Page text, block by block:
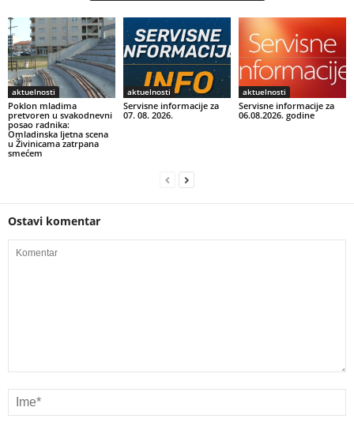
aktuelnosti
Poklon mladima
pretvoren u svakodnevni
posao radnika:
Omladinska ljetna scena
u Živinicama zatrpana
smećem
aktuelnosti
Servisne informacije za
07. 08. 2026.
aktuelnosti
Servisne informacije za
06.08.2026. godine
Ostavi komentar